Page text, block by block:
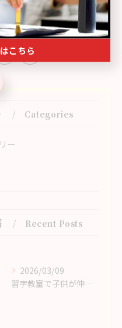
3 4
Categories
ー
Recent Posts
2026/03/09
習字教室で子供が伸びる体験と静岡県浜松市中央区で安心して選ぶコツ
こちら
こちら